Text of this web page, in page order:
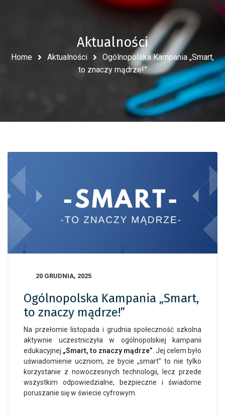
Aktualności
Home Aktualności
Ogólnopolska Kampania „Smart,
to znaczy mądrze!”
20 GRUDNIA, 2025
Ogólnopolska Kampania „Smart,
to znaczy mądrze!”
Na przełomie listopada i grudnia społeczność szkolna
aktywnie uczestniczyła w ogólnopolskiej kampanii
edukacyjnej „Smart, to znaczy mądrze” . Jej celem było
uświadomienie uczniom, że bycie „smart” to nie tylko
korzystanie z nowoczesnych technologii, lecz przede
wszystkim odpowiedzialne, bezpieczne i świadome
poruszanie się w świecie cyfrowym.